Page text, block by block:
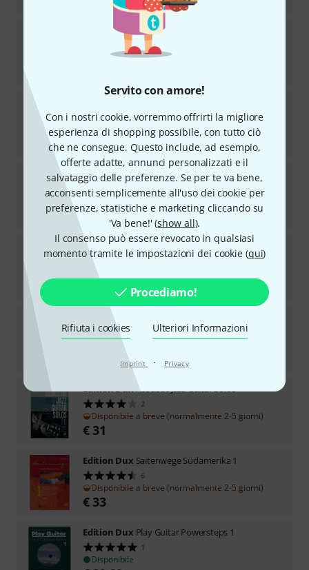
Servito con amore!
Con i nostri cookie, vorremmo offrirti la migliore
esperienza di shopping possibile, con tutto ciò
che ne consegue. Questo include, ad esempio,
offerte adatte, annunci personalizzati e il
salvataggio delle preferenze. Se per te va bene,
acconsenti semplicemente all'uso dei cookie per
preferenze, statistiche e marketing cliccando su
'Va bene!' (show all).
Il consenso può essere revocato in qualsiasi
momento tramite le impostazioni dei cookie (qui)
Procediamo!
Rifiuta i cookies Ulteriori Informazioni
Imprint · Privacy
Edition Dux Play Guitar Christmas Schildi
2
Disponibile
4
Disponibile
€33
Edition Dux Play Guitar Gitarrenschule 2
Disponibile
€24,90
Edition Dux Play Guitar Powersteps 2
1
Disponibile
Edition Dux
Disponibile
22,30
Acoustic Jazz Guitar Solos
2
Disponibile a breve (normalmente 2-5 giorni)
€ 31
Edition Dux Saitenwege Südamerika 1
6
Disponibile a breve (normalmente 2-5 giorni)
€ 33
Edition Dux Play Guitar Powersteps 1
1
Disponibile